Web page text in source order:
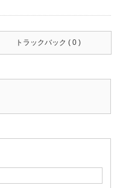
トラックバック ( 0 )